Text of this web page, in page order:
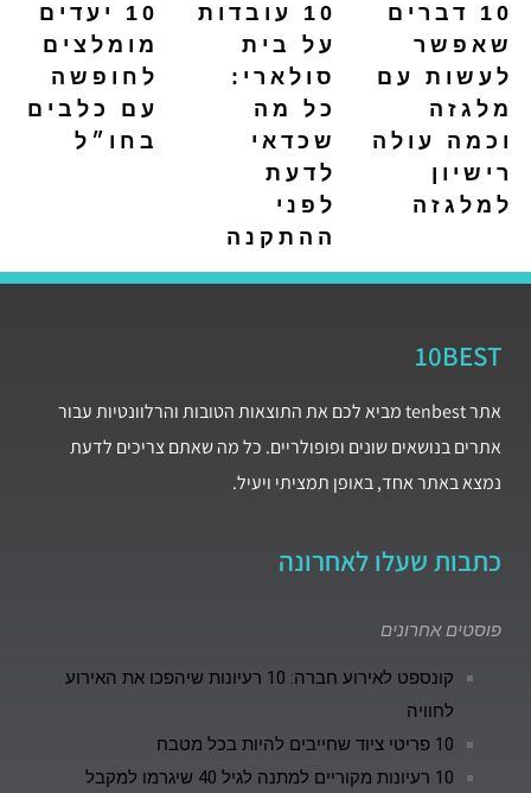
10 דברים
שאפשר
לעשות עם
מלגזה
וכמה עולה
רישיון
למלגזה
10 עובדות
על בית
סולארי:
כל מה
שכדאי
לדעת
לפני
ההתקנה
10 יעדים
מומלצים
לחופשה
עם כלבים
בחו״ל
10BEST
אתר tenbest מביא לכם את התוצאות הטובות והרלוונטיות עבור
אתרים בנושאים שונים ופופולריים. כל מה שאתם צריכים לדעת
נמצא באתר אחד, באופן תמציתי ויעיל.
כתבות שעלו לאחרונה
פוסטים אחרונים
קונספט לאירוע חברה: 10 רעיונות שיהפכו את האירוע
לחוויה
10 פריטי ציוד שחייבים להיות בכל מטבח
10 רעיונות מקוריים למתנה לגיל 40 שיגרמו למקבל